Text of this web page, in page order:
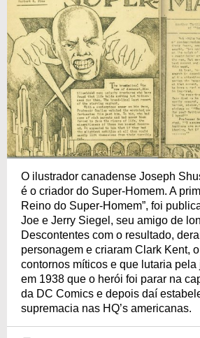
O ilustrador canadense Joseph
é o criador do Super-Homem. A
Reino do Super-Homem”, foi
Joe e Jerry Siegel, seu amigo de
Descontentes com o resultado,
personagem e criaram Clark Kent,
contornos míticos e que lutaria
em 1938 que o herói foi parar na
da DC Comics e depois daí
supremacia nas HQ’s americanas.